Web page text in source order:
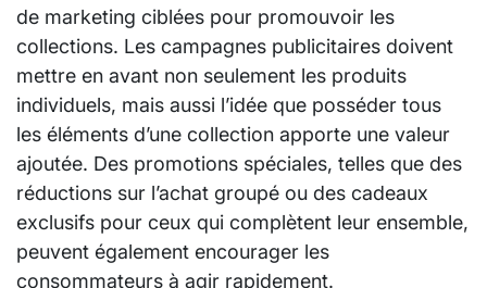
de marketing ciblées pour promouvoir les
collections. Les campagnes publicitaires doivent
mettre en avant non seulement les produits
individuels, mais aussi l’idée que posséder tous
les éléments d’une collection apporte une valeur
ajoutée. Des promotions spéciales, telles que des
réductions sur l’achat groupé ou des cadeaux
exclusifs pour ceux qui complètent leur ensemble,
peuvent également encourager les
consommateurs à agir rapidement.